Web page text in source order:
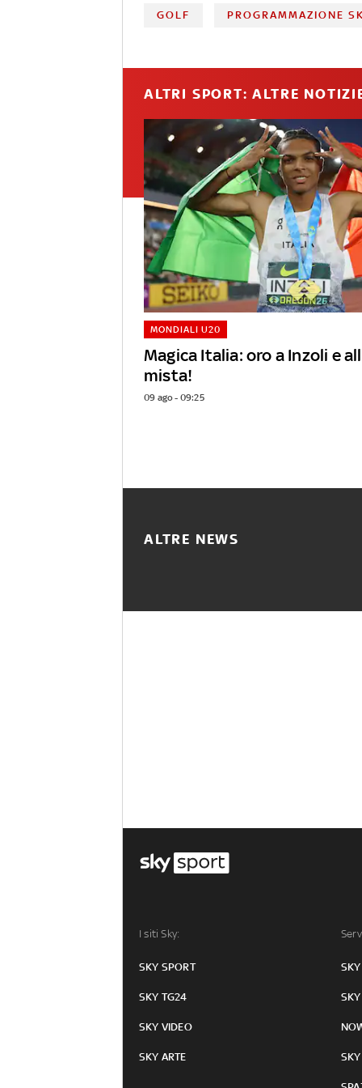
GOLF PROGRAMMAZIONE
ALTRI SPORT: ALTRE
Magica Italia: oro a Inzoli e
mista!
MONDIALI U20
09 ago - 09:25
ALTRE NEWS
I siti Sky:
SKY SPORT
SKY TG24
SKY VIDEO
SKY ARTE